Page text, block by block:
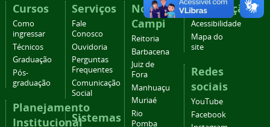
Cursos
Como
ingressar
Técnicos
Graduação
Pós-
graduação
Planejamento
Institucional
Serviços
Fale
Conosco
Ouvidoria
Perguntas
Frequentes
Comunicação
Social
Sistemas
Nossos
Campi
Reitoria
Barbacena
Juiz de
Fora
Manhuaçu
Muriaé
Rio
Pomba
Navegação
Acessibilidade
Mapa do
site
Redes
sociais
YouTube
Facebook